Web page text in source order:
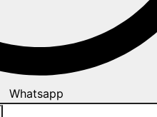
Whatsapp